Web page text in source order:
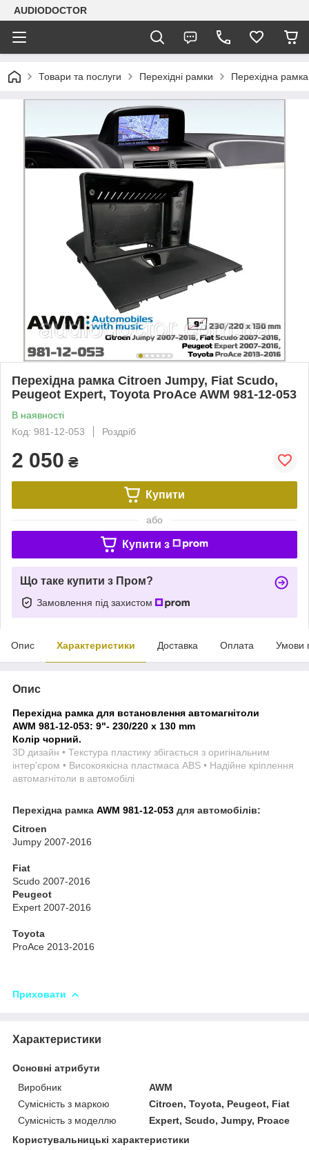
AUDIODOCTOR
Товари та послуги Перехідні рамки Перехідна
Перехідна рамка Citroen Jumpy, Fiat Scudo,
Peugeot Expert, Toyota ProAce AWM 981-12-053
В наявності
Код: 981-12-053
Роздріб
2 050 ₴
Купити
або
Купити з
Що таке купити з Пром?
Замовлення під захистом
Опис Характеристики Доставка Оплата Умови
Опис
Перехідна рамка для встановлення автомагнітоли
AWM 981-12-053: 9"- 230/220 х 130 mm
Колір чорний.
3D дизайн • Текстура пластику збігається з оригінальним
інтер'єром • Високоякісна пластмаса ABS • Надійне кріплення
автомагнітоли в автомобілі
Перехідна рамка AWM 981-12-053 для автомобілів:
Citroen
Jumpy 2007-2016
Fiat
Scudo 2007-2016
Peugeot
Expert 2007-2016
Toyota
ProAce 2013-2016
Приховати
Характеристики
Основні атрибути
Виробник
AWM
Сумісність з маркою
Citroen, Toyota, Peugeot, Fiat
Сумісність з моделлю
Expert, Scudo, Jumpy, Proace
Користувальницькі характеристики